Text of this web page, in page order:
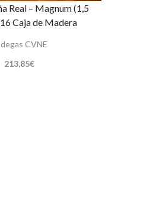
Real – Magnum (1,5
Caja de Madera
CVNE
213,85€